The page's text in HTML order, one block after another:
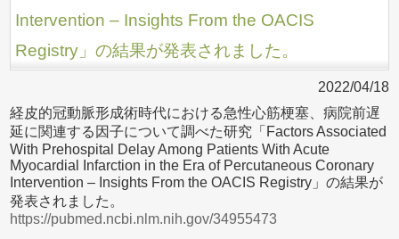
Intervention – Insights From the OACIS
Registry」の結果が発表されました。
2022/04/18
経皮的冠動脈形成術時代における急性心筋梗塞、病院前遅
延に関連する因子について調べた研究「Factors Associated
With Prehospital Delay Among Patients With Acute
Myocardial Infarction in the Era of Percutaneous Coronary
Intervention – Insights From the OACIS Registry」の結果が
発表されました。
https://pubmed.ncbi.nlm.nih.gov/34955473